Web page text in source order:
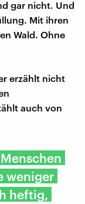
gar nicht. Und
Mit ihren
Wald. Ohne
erzählt nicht
auch von
weniger
heftig,